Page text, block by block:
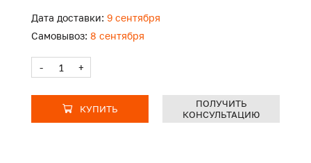
Дата доставки: 9 сентября
Самовывоз: 8 сентября
- +
КУПИТЬ
ПОЛУЧИТЬ
КОНСУЛЬТАЦИЮ